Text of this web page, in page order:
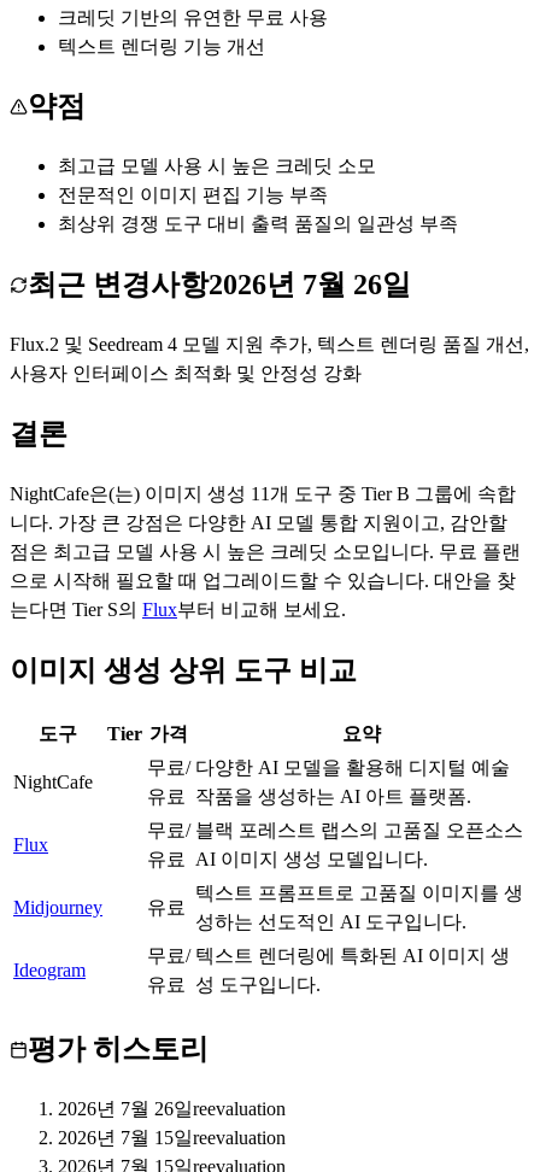
크레딧 기반의 유연한 무료 사용
텍스트 렌더링 기능 개선
약점
최고급 모델 사용 시 높은 크레딧 소모
전문적인 이미지 편집 기능 부족
최상위 경쟁 도구 대비 출력 품질의 일관성 부족
최근 변경사항2026년 7월 26일
Flux.2 및 Seedream 4 모델 지원 추가, 텍스트 렌더링 품질 개선,
사용자 인터페이스 최적화 및 안정성 강화
결론
NightCafe은(는) 이미지 생성 11개 도구 중 TierB 그룹에 속합
니다. 가장 큰 강점은 다양한 AI 모델 통합 지원 이고, 감안할
점은 최고급 모델 사용 시 높은 크레딧 소모 입니다. 무료 플랜
으로 시작해 필요할 때 업그레이드할 수 있습니다. 대안을 찾
는다면 Tier S의 Flux부터 비교해 보세요.
이미지 생성 상위 도구 비교
도구 Tier 가격 요약
NightCafe
무료/
유료
다양한 AI 모델을 활용해 디지털 예술
작품을 생성하는 AI 아트 플랫폼.
Flux
무료/
유료
블랙 포레스트 랩스의 고품질 오픈소스
AI 이미지 생성 모델입니다.
Midjourney 유료
텍스트 프롬프트로 고품질 이미지를 생
성하는 선도적인 AI 도구입니다.
Ideogram
무료/
유료
텍스트 렌더링에 특화된 AI 이미지 생
성 도구입니다.
평가 히스토리
2026년 7월 26일reevaluation
2026년 7월 15일reevaluation
2026년 7월 15일reevaluation